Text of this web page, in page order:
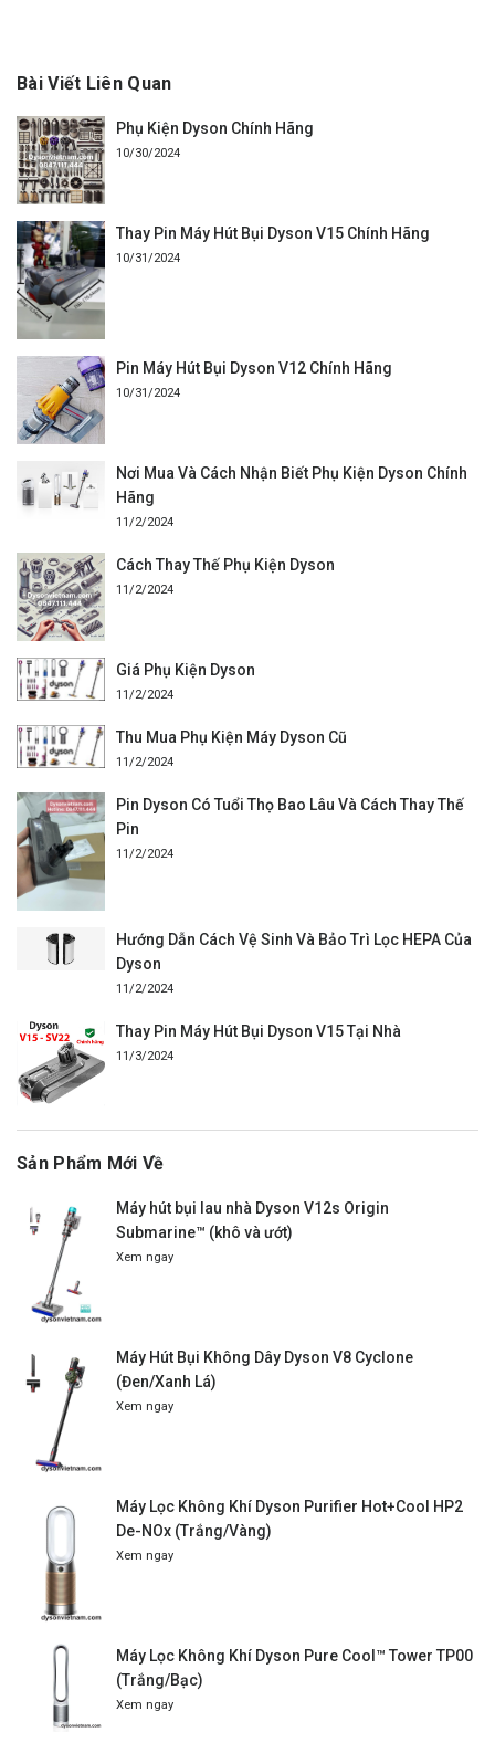
Bài Viết Liên Quan
Phụ Kiện Dyson Chính Hãng
10/30/2024
Thay Pin Máy Hút Bụi Dyson V15 Chính Hãng
10/31/2024
Pin Máy Hút Bụi Dyson V12 Chính Hãng
10/31/2024
Nơi Mua Và Cách Nhận Biết Phụ Kiện Dyson Chính
Hãng
11/2/2024
Cách Thay Thế Phụ Kiện Dyson
11/2/2024
Giá Phụ Kiện Dyson
11/2/2024
Thu Mua Phụ Kiện Máy Dyson Cũ
11/2/2024
Pin Dyson Có Tuổi Thọ Bao Lâu Và Cách Thay Thế
Pin
11/2/2024
Hướng Dẫn Cách Vệ Sinh Và Bảo Trì Lọc HEPA Của
Dyson
11/2/2024
Thay Pin Máy Hút Bụi Dyson V15 Tại Nhà
11/3/2024
Sản Phẩm Mới Về
Máy hút bụi lau nhà Dyson V12s Origin
Submarine™ (khô và ướt)
Xem ngay
Máy Hút Bụi Không Dây Dyson V8 Cyclone
(Đen/Xanh Lá)
Xem ngay
Máy Lọc Không Khí Dyson Purifier Hot+Cool HP2
De-NOx (Trắng/Vàng)
Xem ngay
Máy Lọc Không Khí Dyson Pure Cool™ Tower TP00
(Trắng/Bạc)
Xem ngay